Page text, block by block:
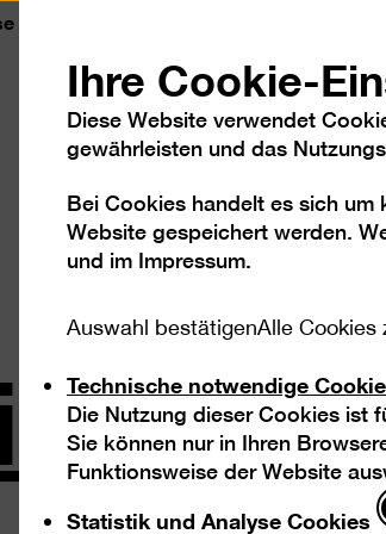
Besuch Ausstellungen
der
Ihre Cookie-
Diese Website verwendet
gewährleisten und das
Bei Cookies handelt es sich um
Website gespeichert werden.
und im Impressum.
Auswahl bestätigenAlle Cookies
Technische notwendige
Die Nutzung dieser Cookies ist
Sie können nur in Ihren
Funktionsweise der Website
Statistik und Analyse Cookies